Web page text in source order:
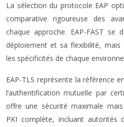
La sélection du protocole EAP
comparative rigoureuse des
chaque approche. EAP-FAST se
déploiement et sa flexibilité,
les spécificités de chaque
EAP-TLS représente la référence
l’authentification mutuelle par
offre une sécurité maximale
PKI complète, incluant autorités